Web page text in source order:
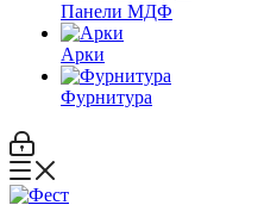
Панели МДФ
Арки
Фурнитура